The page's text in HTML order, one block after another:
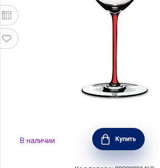
Бокал для красного вина Old
мл, хрусталь, красная ножка,
Fatto a Mano, Riedel, 4900/
В наличии Купить